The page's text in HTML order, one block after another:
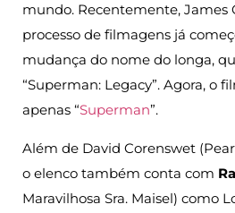
mundo. Recentemente, James
processo de filmagens já
mudança do nome do longa,
“Superman: Legacy”. Agora, o
apenas “Superman”.
Além de David Corenswet
o elenco também conta com
Maravilhosa Sra. Maisel) como